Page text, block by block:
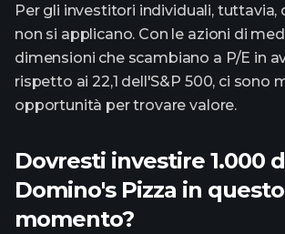
Per gli investitori individuali, tuttavia,
non si applicano. Con le azioni di
dimensioni che scambiano a P/E in
rispetto ai 22,1 dell'S&P 500, ci sono
opportunità per trovare valore.
Dovresti investire 1.000
Domino's Pizza in questo
momento?